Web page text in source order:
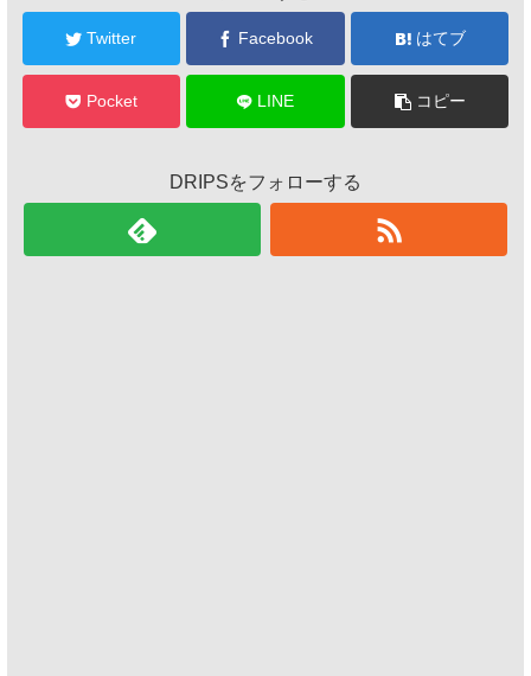
Twitter Facebook はてブ
Pocket LINE コピー
DRIPSをフォローする